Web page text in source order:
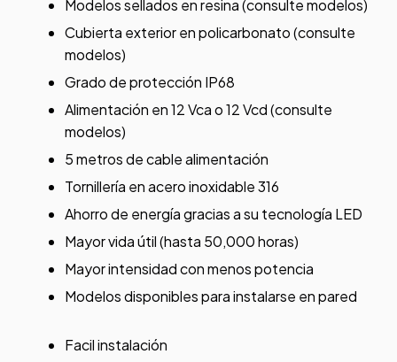
Modelos sellados en resina (consulte modelos)
Cubierta exterior en policarbonato (consulte
modelos)
Grado de protección IP68
Alimentación en 12 Vca o 12 Vcd (consulte
modelos)
5 metros de cable alimentación
Tornillería en acero inoxidable 316
Ahorro de energía gracias a su tecnología LED
Mayor vida útil (hasta 50,000 horas)
Mayor intensidad con menos potencia
Modelos disponibles para instalarse en pared
Facil instalación